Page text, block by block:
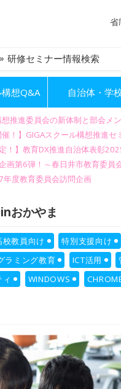
省
» 研修セミナー情報検索
想Q&A 自治体・学
推進委員会の新体制と部会メ
！】GIGAスクール構想推進
！】教育DX推進自治体表彰
画第6弾！～春日井市教育委
年度教育委員会訪問企画
おかやま
校教員向け 特別支援向け
ラミング教育 ICT活用
WINDOWS